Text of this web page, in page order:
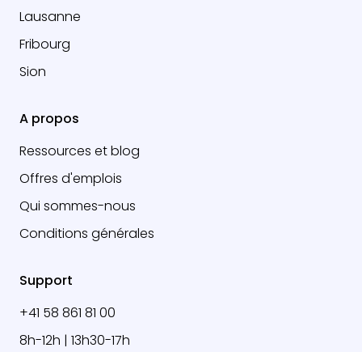
Lausanne
Fribourg
Sion
A propos
Ressources et blog
Offres d'emplois
Qui sommes-nous
Conditions générales
Support
+41 58 861 81 00
8h-12h | 13h30-17h